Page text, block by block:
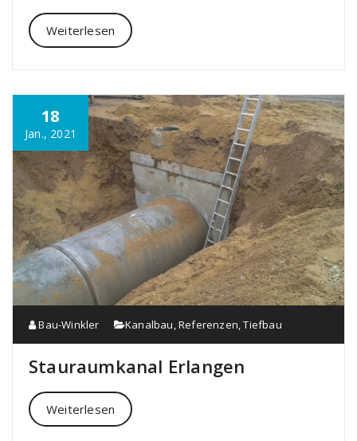
Weiterlesen
18
Jan., 2021
Bau-Winkler Kanalbau,Referenzen,Tiefbau
Stauraumkanal Erlangen
Weiterlesen